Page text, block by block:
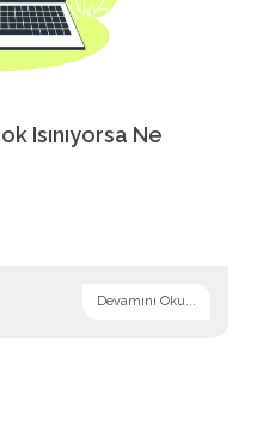
Isınıyorsa Ne
Devamını Oku...